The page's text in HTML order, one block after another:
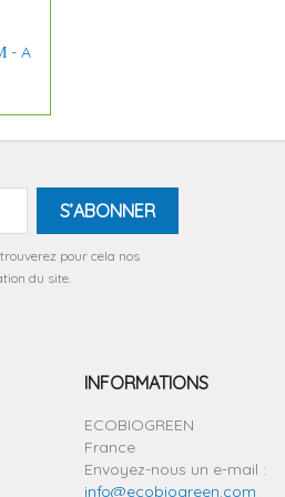
- A
pour cela nos
du site.
INFORMATIONS
ECOBIOGREEN
France
Envoyez-nous un e-mail :
info@ecobiogreen.com